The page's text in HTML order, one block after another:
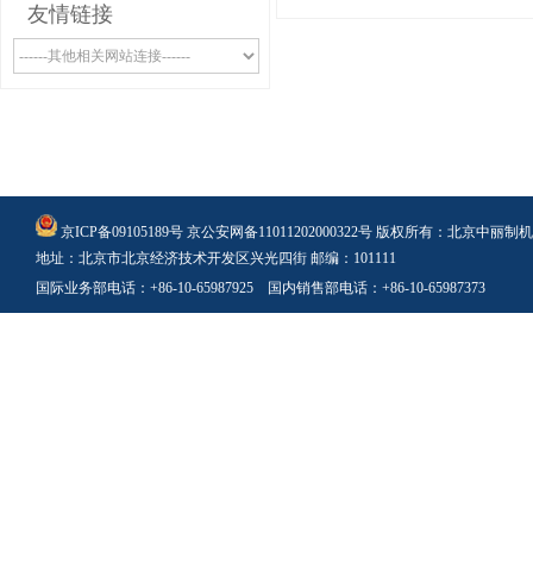
友情链接
京ICP备09105189号 京公安网备11011202000322号 版权所有：北京中丽制
地址：北京市北京经济技术开发区兴光四街 邮编：101111
国际业务部电话：+86-10-65987925 国内销售部电话：+86-10-65987373